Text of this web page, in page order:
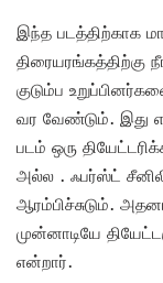
இந்த படத்திற்காக
குடும்ப
வர வேண்டும். இது
படம் ஒரு
அல்ல . ஃபர்ஸ்ட்
ஆரம்பிச்சுடும்.
முன்னாடியே
என்றார்.